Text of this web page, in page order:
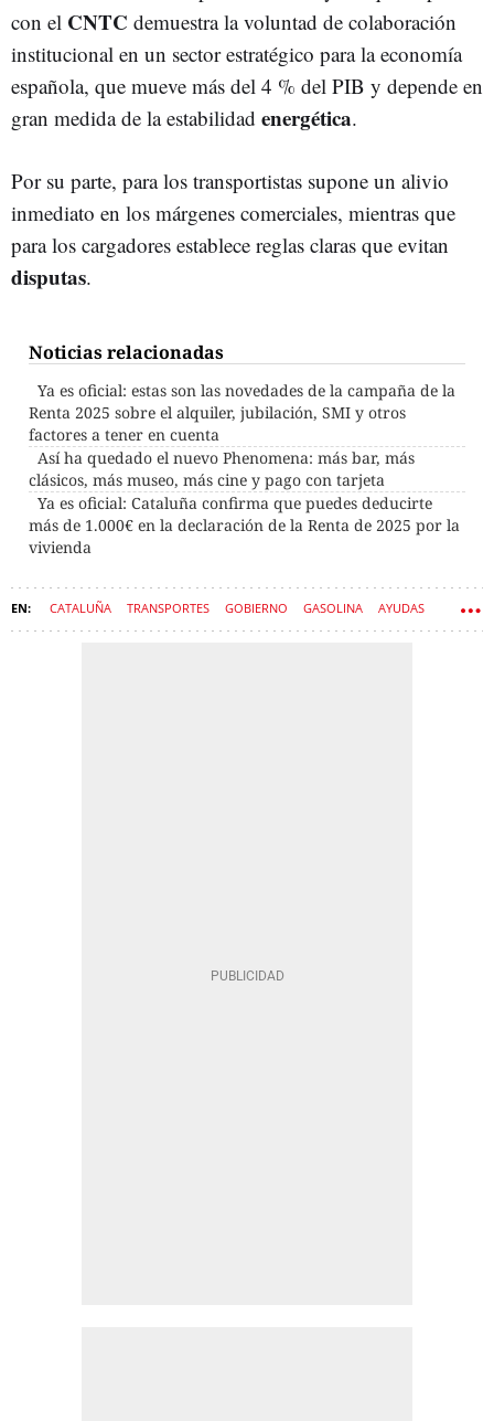
con el CNTC demuestra la voluntad de colaboración
institucional en un sector estratégico para la economía
española, que mueve más del 4 % del PIB y depende en
gran medida de la estabilidad energética.
Por su parte, para los transportistas supone un alivio
inmediato en los márgenes comerciales, mientras que
para los cargadores establece reglas claras que evitan
disputas.
Noticias relacionadas
Ya es oficial: estas son las novedades de la campaña de la
Renta 2025 sobre el alquiler, jubilación, SMI y otros
factores a tener en cuenta
Así ha quedado el nuevo Phenomena: más bar, más
clásicos, más museo, más cine y pago con tarjeta
Ya es oficial: Cataluña confirma que puedes deducirte
más de 1.000€ en la declaración de la Renta de 2025 por la
vivienda
CATALUÑA TRANSPORTES GOBIERNO GASOLINA AYUDAS